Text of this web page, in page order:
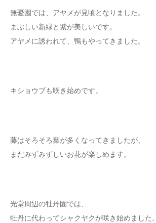
無憂園では、アヤメが見頃となりました。
まぶしい新緑と紫が美しいです。
アヤメに誘われて、鴨もやってきました。
キショウブも咲き始めです。
藤はそろそろ葉が多くなってきましたが、
まだみずみずしいお花が楽しめます。
光堂周辺の牡丹園では、
牡丹に代わってシャクヤクが咲き始めました。